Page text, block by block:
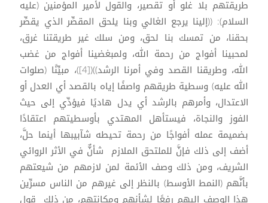
طريقتهم بلا غلو أو تقصير، والقول لأمير المؤمنين (عليه
السلام): ((إلينا يرجع الغالي وبنا يلحق المقصِّر الذي يقصِّر
بحقنا، من تمسك بنا لحق، ومن سلك غير طريقتنا غرق،
لمحبينا أفواج من رحمة الله، ولمبغضينا أفواج من غضب
الله، وطريقنا القصد وفي أمرنا الرشد))([4])، مبيِّنًا (صلوات
الله عليه) وسطية طريقهم واصفًا إياه بالقصد أي العدل أو
الاعتدال، وأمرهم بالرشد أي يدل هاديًا فيؤدِّي إلى حيث
الفوز والنجاة، فيستأهل المهتدي بأوسطيتهم اعتقادًا
بضميمة عمله أفواجًا من رحمة تحيطه شآبيبها أينما حلَّ،
أضف إلى ذلك فإنَّ للملتحق الملازم شأنٌّ في الأثر الروائي
الشريف، ومن ذلك وصف الأئمة لمن لازمهم من شيعتهم
بأنَّهم (النمط الأوسط) بالنظر إلى غيرهم من الناس مسرِّين
هذا الوصف إليهم رفعًا لشأنهم ومكانتهم، من ذلك قول